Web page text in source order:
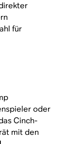
für
oder
Cinch-
mit den